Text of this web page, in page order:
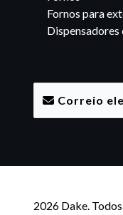
Fornos para
2026 Dake.